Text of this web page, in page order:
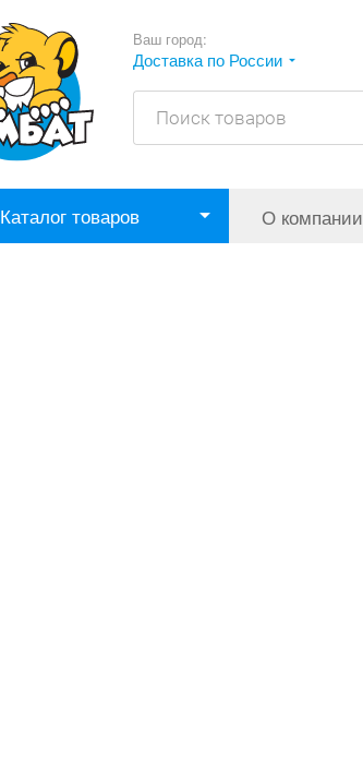
Ваш город:
Доставка по России
Каталог товаров О компании